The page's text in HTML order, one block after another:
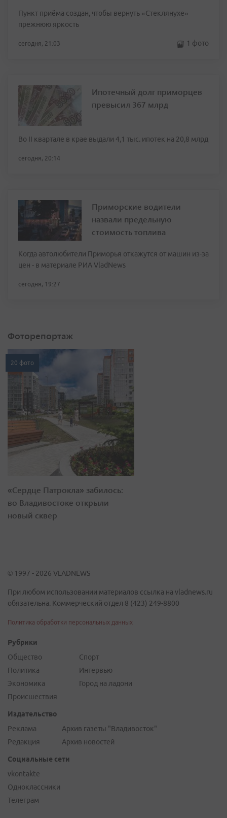
Пункт приёма создан, чтобы вернуть «Стеклянухе»
прежнюю яркость
сегодня, 21:03 1 фото
Ипотечный долг приморцев
превысил 367 млрд
Во II квартале в крае выдали 4,1 тыс. ипотек на 20,8 млрд
сегодня, 20:14
Приморские водители
назвали предельную
стоимость топлива
Когда автолюбители Приморья откажутся от машин из-за
цен - в материале РИА VladNews
сегодня, 19:27
Фоторепортаж
20 фото
«Сердце Патрокла» забилось:
во Владивостоке открыли
новый сквер
© 1997 - 2026 VLADNEWS
При любом использовании материалов ссылка на vladnews.ru
обязательна. Коммерческий отдел 8 (423) 249-8800
Политика обработки персональных данных
Рубрики
Общество
Политика
Экономика
Происшествия
Спорт
Интервью
Город на ладони
Издательство
Реклама
Редакция
Архив газеты "Владивосток"
Архив новостей
Социальные сети
vkontakte
Одноклассники
Телеграм